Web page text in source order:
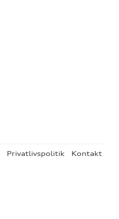
Privatlivspolitik Kontakt